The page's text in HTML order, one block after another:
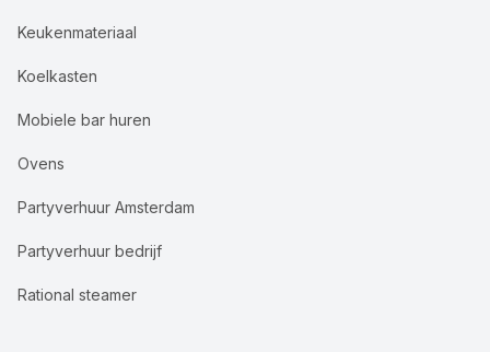
Keukenmateriaal
Koelkasten
Mobiele bar huren
Ovens
Partyverhuur Amsterdam
Partyverhuur bedrijf
Rational steamer